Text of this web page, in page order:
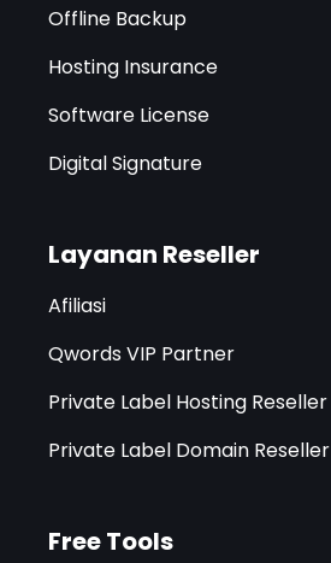
Offline Backup
Hosting Insurance
Software License
Digital Signature
Layanan Reseller
Afiliasi
Qwords VIP Partner
Private Label Hosting Reseller
Private Label Domain Reseller
Free Tools